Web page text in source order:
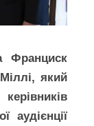
Франциск
який
аудієнції